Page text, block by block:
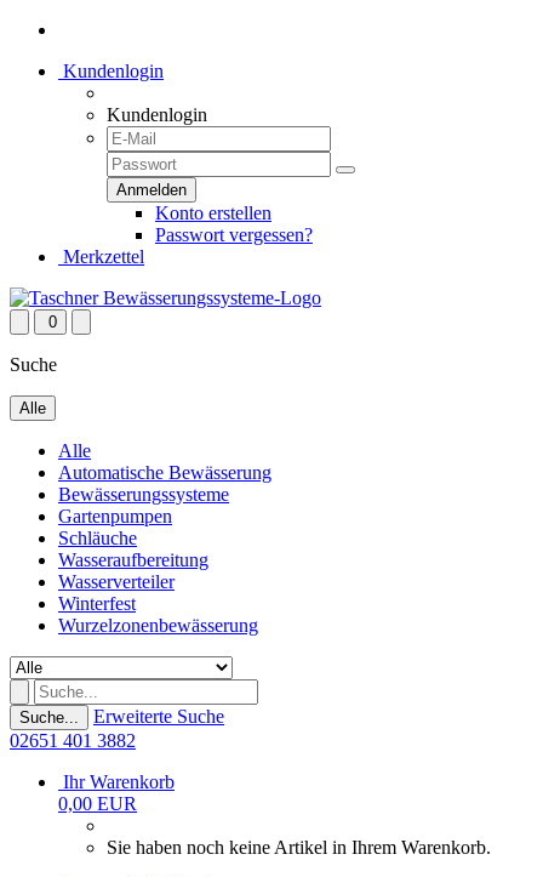
Kundenlogin
Kundenlogin
Konto erstellen
Passwort vergessen?
Merkzettel
0
Suche
Alle
Alle
Automatische Bewässerung
Bewässerungssysteme
Gartenpumpen
Schläuche
Wasseraufbereitung
Wasserverteiler
Winterfest
Wurzelzonenbewässerung
Suche...
Erweiterte Suche
02651 401 3882
Ihr Warenkorb
0,00 EUR
Sie haben noch keine Artikel in Ihrem Warenkorb.